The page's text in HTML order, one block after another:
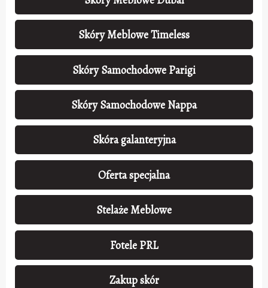
Skóry Meblowe Timeless
Skóry Samochodowe Parigi
Skóry Samochodowe Nappa
Skóra galanteryjna
Oferta specjalna
Stelaże Meblowe
Fotele PRL
Zakup skór